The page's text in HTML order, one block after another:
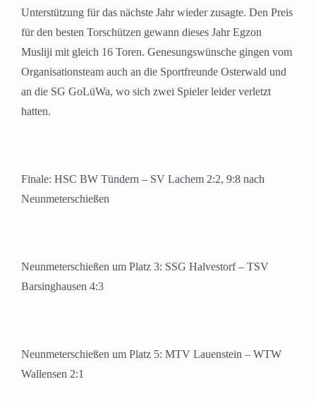
Unterstützung für das nächste Jahr wieder zusagte. Den Preis
für den besten Torschützen gewann dieses Jahr Egzon
Musliji mit gleich 16 Toren. Genesungswünsche gingen vom
Organisationsteam auch an die Sportfreunde Osterwald und
an die SG GoLüWa, wo sich zwei Spieler leider verletzt
hatten.
Finale: HSC BW Tündern – SV Lachem 2:2, 9:8 nach
Neunmeterschießen
Neunmeterschießen um Platz 3: SSG Halvestorf – TSV
Barsinghausen 4:3
Neunmeterschießen um Platz 5: MTV Lauenstein – WTW
Wallensen 2:1